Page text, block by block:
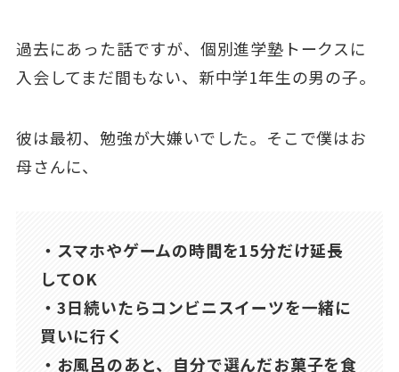
過去にあった話ですが、個別進学塾トークスに
入会してまだ間もない、新中学1年生の男の子。
彼は最初、勉強が大嫌いでした。そこで僕はお
母さんに、
・スマホやゲームの時間を15分だけ延長
してOK
・3日続いたらコンビニスイーツを一緒に
買いに行く
・お風呂のあと、自分で選んだお菓子を食